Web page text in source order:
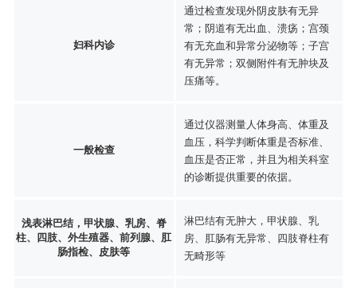
妇科内诊
通过检查发现外阴皮肤有无异
常；阴道有无出血、溃疡；宫颈
有无充血和异常分泌物等；子宫
有无异常；双侧附件有无肿块及
压痛等。
一般检查
通过仪器测量人体身高、体重及
血压，科学判断体重是否标准、
血压是否正常，并且为相关科室
的诊断提供重要的依据。
浅表淋巴结，甲状腺、乳房、脊
柱、四肢、外生殖器、前列腺、肛
肠指检、皮肤等
淋巴结有无肿大，甲状腺、乳
房、肛肠有无异常、四肢脊柱有
无畸形等